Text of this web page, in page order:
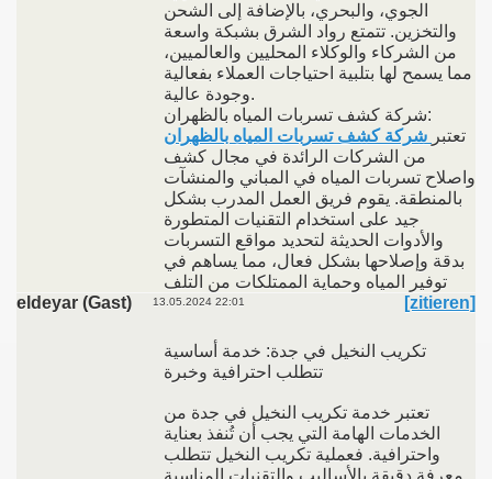
الجوي، والبحري، بالإضافة إلى الشحن
والتخزين. تتمتع رواد الشرق بشبكة واسعة
من الشركاء والوكلاء المحليين والعالميين،
مما يسمح لها بتلبية احتياجات العملاء بفعالية
وجودة عالية.
شركة كشف تسربات المياه بالظهران:
تعتبر شركة كشف تسربات المياه بالظهران
من الشركات الرائدة في مجال كشف
واصلاح تسربات المياه في المباني والمنشآت
بالمنطقة. يقوم فريق العمل المدرب بشكل
جيد على استخدام التقنيات المتطورة
والأدوات الحديثة لتحديد مواقع التسربات
بدقة وإصلاحها بشكل فعال، مما يساهم في
توفير المياه وحماية الممتلكات من التلف
eldeyar (Gast)
13.05.2024 22:01 [zitieren]
تكريب النخيل في جدة: خدمة أساسية
تتطلب احترافية وخبرة
تعتبر خدمة تكريب النخيل في جدة من
الخدمات الهامة التي يجب أن تُنفذ بعناية
واحترافية. فعملية تكريب النخيل تتطلب
معرفة دقيقة بالأساليب والتقنيات المناسبة